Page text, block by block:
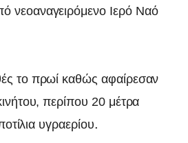
νεοαναγειρόμενο Ιερό Ναό
το πρωί καθώς αφαίρεσαν
περίπου 20 μέτρα
υγραερίου.